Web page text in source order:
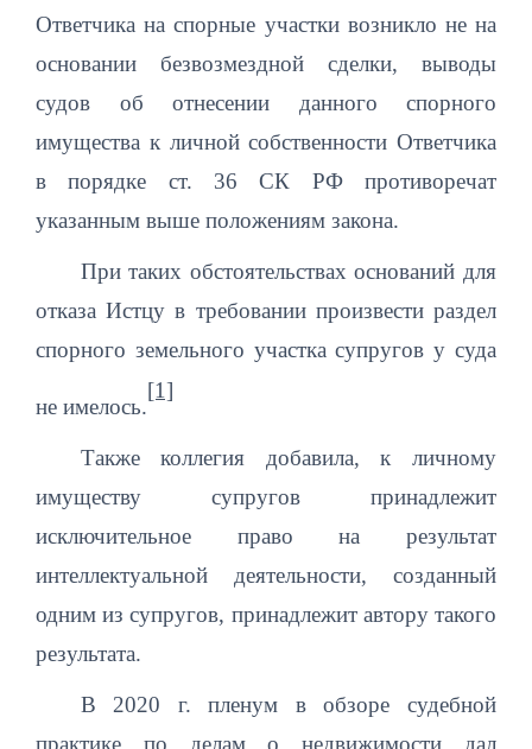
Ответчика на спорные участки возникло не на
основании безвозмездной сделки, выводы
судов об отнесении данного спорного
имущества к личной собственности Ответчика
в порядке ст. 36 СК РФ противоречат
указанным выше положениям закона.
При таких обстоятельствах оснований для
отказа Истцу в требовании произвести раздел
спорного земельного участка супругов у суда
не имелось.
[1]
Также коллегия добавила, к личному
имуществу супругов принадлежит
исключительное право на результат
интеллектуальной деятельности, созданный
одним из супругов, принадлежит автору такого
результата.
В 2020 г. пленум в обзоре судебной
практике по делам о недвижимости дал